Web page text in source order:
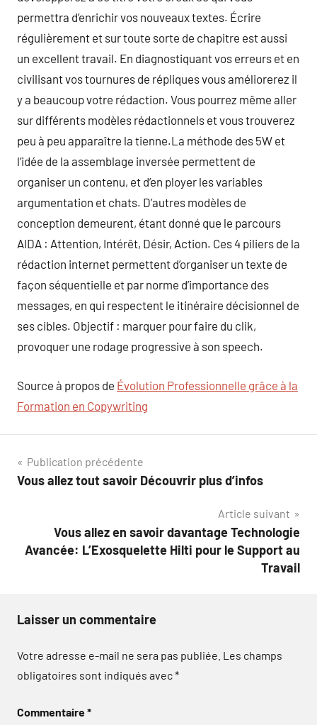
permettra d’enrichir vos nouveaux textes. Écrire
régulièrement et sur toute sorte de chapitre est aussi
un excellent travail. En diagnostiquant vos erreurs et en
civilisant vos tournures de répliques vous améliorerez il
y a beaucoup votre rédaction. Vous pourrez même aller
sur différents modèles rédactionnels et vous trouverez
peu à peu apparaître la tienne.La méthode des 5W et
l’idée de la assemblage inversée permettent de
organiser un contenu, et d’en ployer les variables
argumentation et chats. D’autres modèles de
conception demeurent, étant donné que le parcours
AIDA : Attention, Intérêt, Désir, Action. Ces 4 piliers de la
rédaction internet permettent d’organiser un texte de
façon séquentielle et par norme d’importance des
messages, en qui respectent le itinéraire décisionnel de
ses cibles. Objectif : marquer pour faire du clik,
provoquer une rodage progressive à son speech.
Source à propos de Évolution Professionnelle grâce à la
Formation en Copywriting
Navigation
de
Publication précédente
Vous allez tout savoir Découvrir plus d’infos
Article suivant
Vous allez en savoir davantage Technologie
Avancée: L’Exosquelette Hilti pour le Support au
Travail
Laisser un commentaire
Votre adresse e-mail ne sera pas publiée. Les champs
obligatoires sont indiqués avec*
Commentaire*